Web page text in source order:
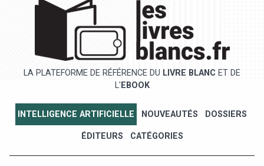
LA PLATEFORME DE RÉFÉRENCE DU LIVRE BLANC ET DE
L' EBOOK
INTELLIGENCE ARTIFICIELLE NOUVEAUTÉS DOSSIERS
ÉDITEURS CATÉGORIES